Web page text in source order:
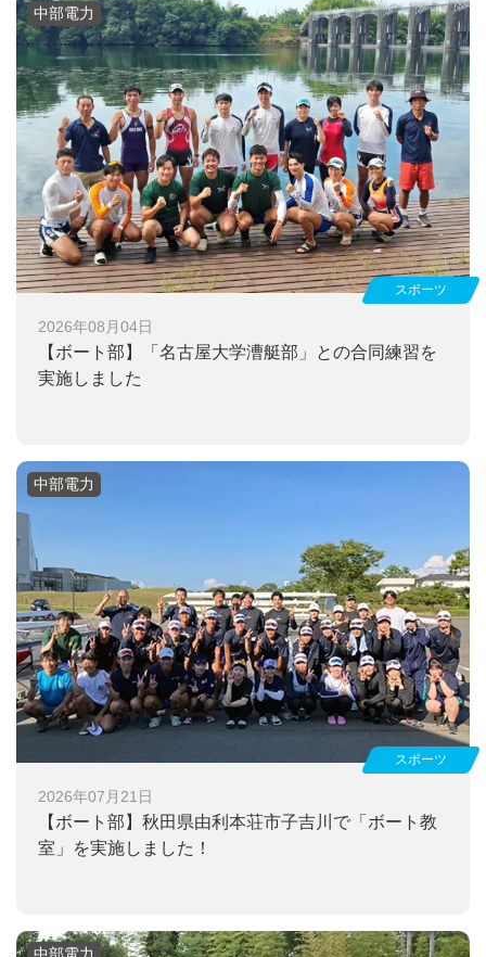
2026年08月04日
【ボート部】
「名古屋大学漕艇部」との合同練習を
実施しました
スポーツ
中部電力
2026年07月21日
【ボート部】 秋田県由利本荘市子吉川で「ボート教
室」を実施しました！
スポーツ
中部電力